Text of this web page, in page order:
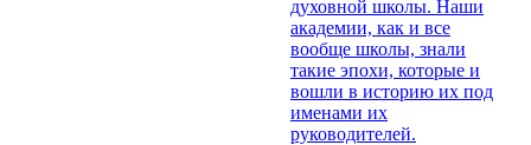
духовной школы. Наши
академии, как и все
вообще школы, знали
такие эпохи, которые и
вошли в историю их под
именами их
руководителей.